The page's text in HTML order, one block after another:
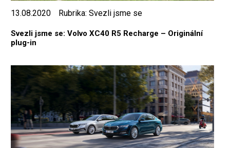
13.08.2020 Rubrika: Svezli jsme se
Svezli jsme se: Volvo XC40 R5 Recharge – Originální
plug-in